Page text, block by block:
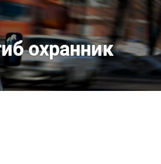
охранник